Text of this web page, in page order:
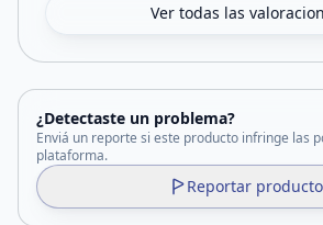
Ver todas las
¿Detectaste un problema?
Enviá un reporte si este producto infringe las
plataforma.
Reportar producto